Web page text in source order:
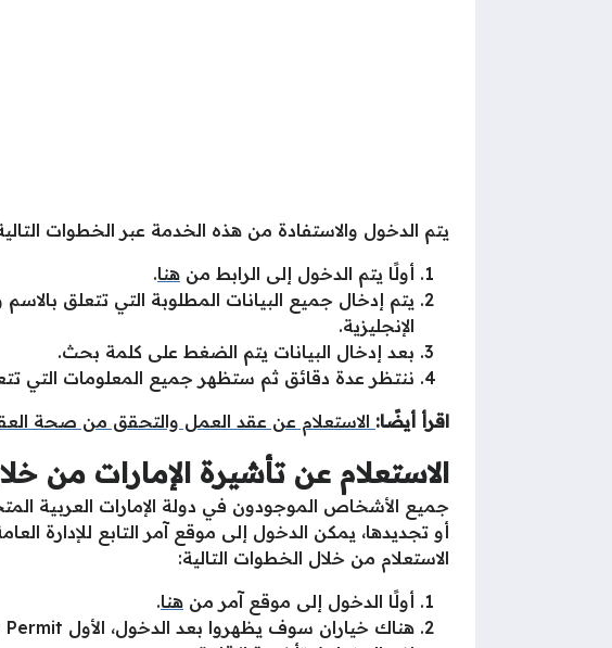
يتم الدخول والاستفادة من هذه الخدمة عبر الخطوات
أولًا يتم الدخول إلى الرابط من هنا.
يتم إدخال جميع البيانات المطلوبة التي تتعلق
الإنجليزية.
بعد إدخال البيانات يتم الضغط على كلمة بحث.
ننتظر عدة دقائق ثم ستظهر جميع المعلومات التي
اقرأ أيضًا: الاستعلام عن عقد العمل والتحقق من صحة
الاستعلام عن تأشيرة الإمارات من
جميع الأشخاص الموجودون في دولة الإمارات العربية
أو تجديدها، يمكن الدخول إلى موقع آمر التابع للإدارة
الاستعلام من خلال الخطوات التالية:
أولًا الدخول إلى موقع آمر من هنا.